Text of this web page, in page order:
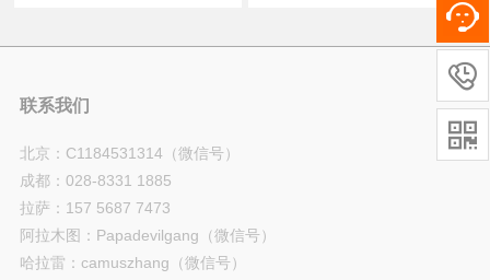
联系我们
北京：C1184531314（微信号）
成都：028-8331 1885
拉萨：157 5687 7473
阿拉木图：Papadevilgang（微信号）
哈拉雷：camuszhang（微信号）

